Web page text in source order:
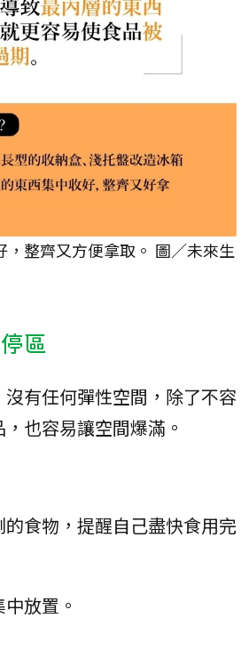
，整齊又方便拿取。 圖／未來生
區
有任何彈性空間，除了不容
也容易讓空間爆滿。
食物，提醒自己盡快食用完
放置。